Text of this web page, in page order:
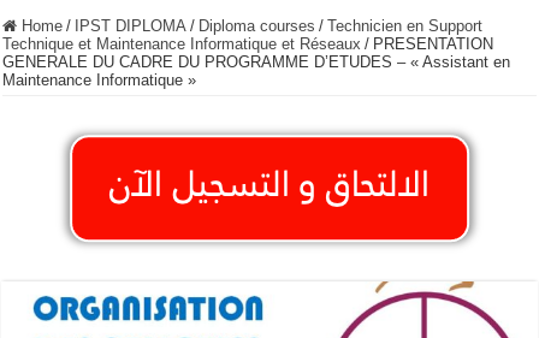
Home / IPST DIPLOMA / Diploma courses / Technicien en Support
Technique et Maintenance Informatique et Réseaux / PRESENTATION
GENERALE DU CADRE DU PROGRAMME D’ETUDES – « Assistant en
Maintenance Informatique »